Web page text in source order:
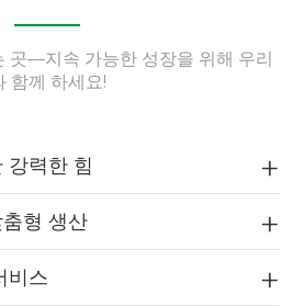
곳—지속 가능한 성장을 위해 우리
함께 하세요!
강력한 힘
형 생산
비스